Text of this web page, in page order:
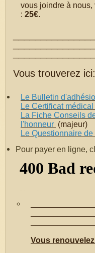
vous joindre à
: 25€.
Vous trouverez ici:
Le Bulletin
Le Certificat
La Fiche Conseils
l'honneur (majeur)
Le Questionnaire
Pour payer en ligne,
Vous